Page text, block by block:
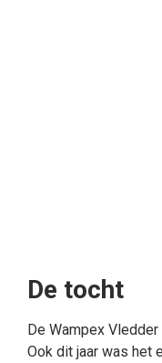
De tocht
De Wampex
Ook dit jaar was het